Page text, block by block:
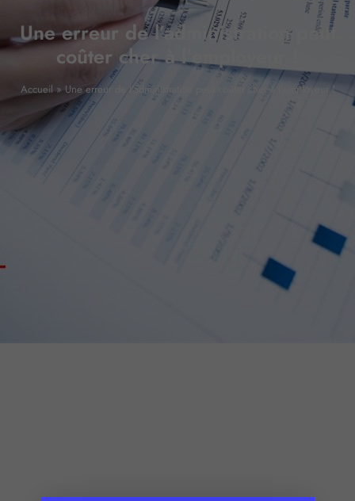
Une erreur de l’administration peut
coûter cher à l’employeur !
Accueil » Une erreur de l’administration peut coûter cher à l’employeur !